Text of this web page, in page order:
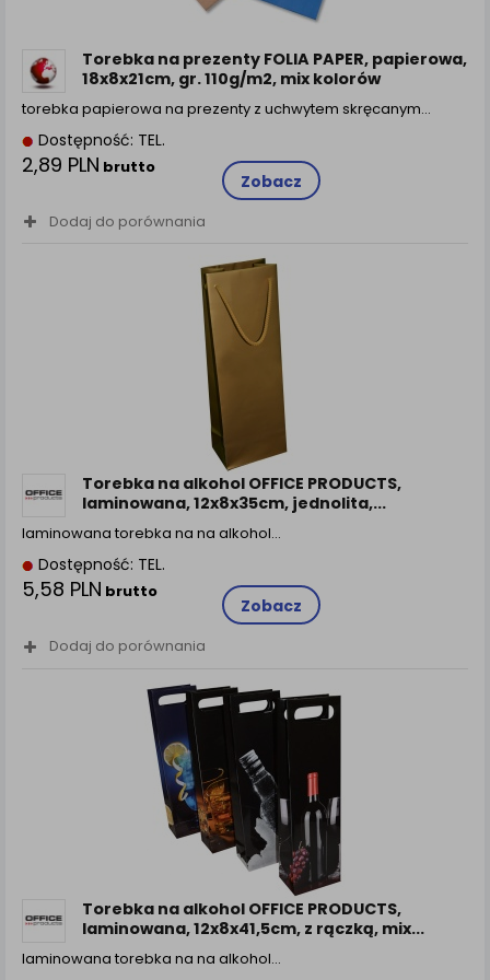
Torebka na prezenty FOLIA PAPER, papierowa,
18x8x21cm, gr. 110g/m2, mix kolorów
torebka papierowa na prezenty z uchwytem skręcanym…
Dostępność: TEL.
2,89 PLN brutto
Zobacz
Dodaj do porównania
Torebka na alkohol OFFICE PRODUCTS,
laminowana, 12x8x35cm, jednolita,...
laminowana torebka na na alkohol…
Dostępność: TEL.
5,58 PLN brutto
Zobacz
Dodaj do porównania
Torebka na alkohol OFFICE PRODUCTS,
laminowana, 12x8x41,5cm, z rączką, mix...
laminowana torebka na na alkohol…
zamówienia na Państwa email lub wyświetlenie
Państwu prawidłowych informacji o promocjach czy
cenach indywidualnych, ważna jest Państwa
wcześniejsza zgoda której udzieliliście podczas
zakładania konta.
dowolnym momencie wycofać.
Polityka prywatności (rozwiń)
Klauzula Informacyjna (rozwiń)